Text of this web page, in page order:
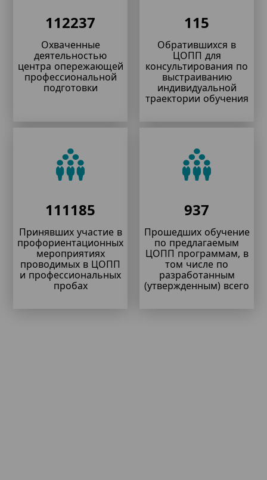
112237
Охваченные
деятельностью
центра опережающей
профессиональной
подготовки
115
Обратившихся в
ЦОПП для
консультирования по
выстраиванию
индивидуальной
траектории обучения
111185
Принявших участие в
профориентационных
мероприятиях
проводимых в ЦОПП
и профессиональных
пробах
937
Прошедших обучение
по предлагаемым
ЦОПП программам, в
том числе по
разработанным
(утвержденным) всего